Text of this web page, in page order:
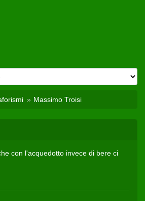
Massimo Troisi
con l'acquedotto invece di bere ci